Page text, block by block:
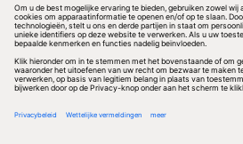
Redactionele partner